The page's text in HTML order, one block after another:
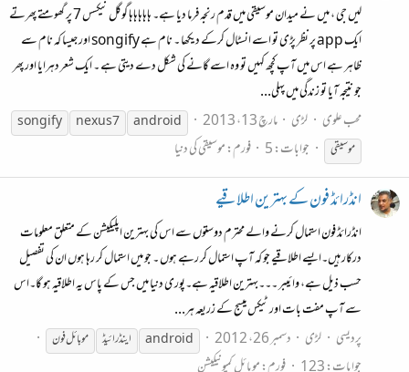
لیں جی ، میں نے میدان موسیقی میں قدم رنجہ فرما دیا ہے۔ ہاہاہاہاہا گوگل نیکسس 7 پر گھومتے پھرتے
ایک app پر نظر پڑی تو اسے انسٹال کرکے دیکھا ۔ نام ہے songify اور جیسا کہ نام سے
ظاہر ہے اس میں آپ کچھ کہیں تو وہ اسے گانے کی شکل دے دیتی ہے ۔ ایک شعر دہرایا اور پھر
جو نتیجہ آیا تو زندگی میں پہلی...
محب علوی
لڑی مارچ 13، 2013 android
nexus 7
songify
موسیقی
جوابات: 5 فورم:موسیقی کی دنیا
انڈرائڈ فون کے بہترین اطلاقیے
انڈرائڈ فون استمال کرنے والے محترم دوستوں سے اس کی بہترین اپلیکیشن کے متعلق معلومات
درکار ہیں۔ایسے اطلاقیے جو کہ آپ استمال کر رہے ہوں ۔ جو میں استمال کر رہا ہوں ان کی تفصیل
حسب ذیل ہے، وائیبر ۔۔۔بہترین اطلاقیہ ہے۔پوری دنیا میں جس کے پاس یہ اطلاقیہ ہو گا۔اس
سے آپ مفت بات اور ٹیکس میسج کے زریعہ ہر...
پردیسی
لڑی دسمبر 26، 2012 android اینڈرائیڈ موبائل فون